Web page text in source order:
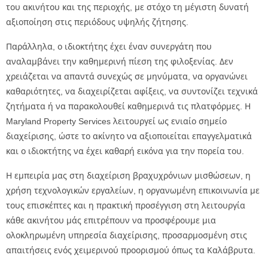
του ακινήτου και της περιοχής, με στόχο τη μέγιστη δυνατή
αξιοποίηση στις περιόδους υψηλής ζήτησης.
Παράλληλα, ο ιδιοκτήτης έχει έναν συνεργάτη που
αναλαμβάνει την καθημερινή πίεση της φιλοξενίας. Δεν
χρειάζεται να απαντά συνεχώς σε μηνύματα, να οργανώνει
καθαριότητες, να διαχειρίζεται αφίξεις, να συντονίζει τεχνικά
ζητήματα ή να παρακολουθεί καθημερινά τις πλατφόρμες. Η
Maryland Property Services λειτουργεί ως ενιαίο σημείο
διαχείρισης, ώστε το ακίνητο να αξιοποιείται επαγγελματικά
και ο ιδιοκτήτης να έχει καθαρή εικόνα για την πορεία του.
Η εμπειρία μας στη διαχείριση βραχυχρόνιων μισθώσεων, η
χρήση τεχνολογικών εργαλείων, η οργανωμένη επικοινωνία με
τους επισκέπτες και η πρακτική προσέγγιση στη λειτουργία
κάθε ακινήτου μάς επιτρέπουν να προσφέρουμε μια
ολοκληρωμένη υπηρεσία διαχείρισης, προσαρμοσμένη στις
απαιτήσεις ενός χειμερινού προορισμού όπως τα Καλάβρυτα.